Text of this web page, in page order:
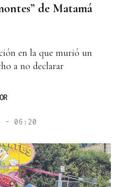
de Matamá
en la que murió un
a no declarar
- 06:20